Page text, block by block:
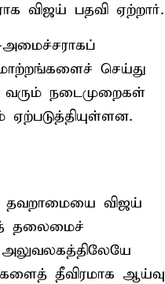
விஜய் பதவி ஏற்றார்.
அமைச்சராகப்
செய்து
வரும் நடைமுறைகள்
தவறாமையை விஜய்
தலைமைச்
தீவிரமாக ஆய்வு